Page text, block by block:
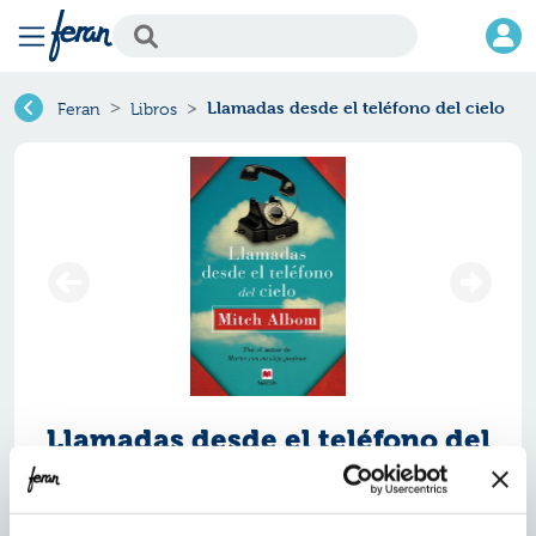
Feran Libros Llamadas desde el teléfono del cielo
Llamadas desde el teléfono del